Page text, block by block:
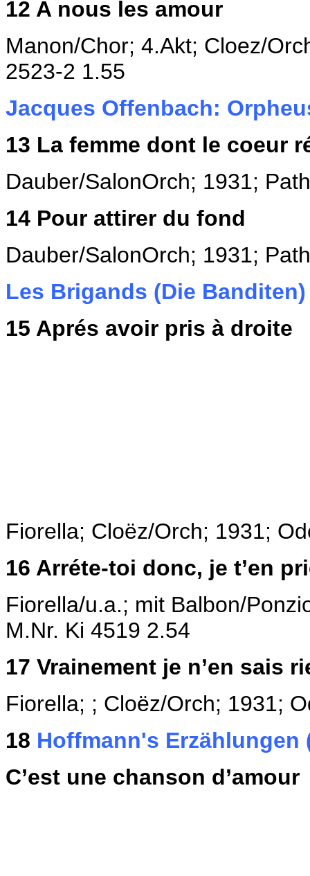
12 A nous les amour
Manon/Chor; 4.Akt; Cloez/
2523-2 1.55
Jacques Offenbach:
13 La femme dont le coeur
Dauber/SalonOrch; 1931;
14 Pour attirer du fond
Dauber/SalonOrch; 1931;
Les Brigands (Die Banditen)
15 Aprés avoir pris à droite
Fiorella; Cloëz/Orch; 1931;
16 Arréte-toi donc, je t’en
Fiorella/u.a.; mit Balbon/
M.Nr. Ki 4519 2.54
17 Vrainement je n’en sais
Fiorella; ; Cloëz/Orch; 1931;
18 Hoffmann's
C’est une chanson d’amour